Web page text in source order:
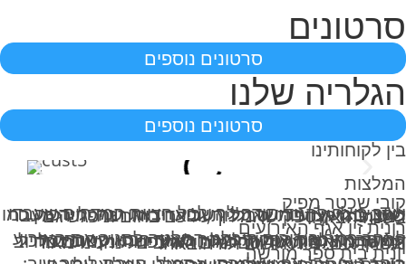
סרטונים
סרטונים נוספים
הגלריה שלנו
לחץ כאן להגדלת תמונה
לחץ כאן להגדלת תמונה
לחץ כאן להגדלת תמונה
לחץ כאן להגדלת תמונה
לחץ כאן להגדלת תמונה
לחץ כאן להגדלת תמונה
סרטונים נוספים
בין לקוחותינו
המלצות
קובי שכטר מפיק
ושוב רוצה להגיד תודה לך ולכל הצוות המדהים שעבדו מסביב לשעון במשך כל השבוע. ודאגו שהכל ידפוק כמו שעון. במיקצועיות ,סבלנות, ובאדיבות רבה. היה מעבר למצופה אין ספק שאמליץ עליכם בחום וניפגש גם בשנה הבאה.
רונית זיו אגף האירועים
לאחר כמה בירורים קיבלנו החלטה לסגור את האירוע עם חברת מגה הפקות ומהר מאוד הבנו שהבחירה הייתה מוצלחת אודות לגילי והצוות שהיו קשובים לכל דרישתנו ואפילו שהיו חריגות לא צפויות נעניתם בחיוב ובחיוך הייתם מאוד סבלניים ואדיבים . נהנינו מאוד משרותכם. תודה ושוב תודה.באה.
יונית בית ספר מורשה